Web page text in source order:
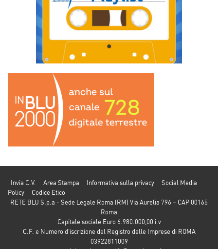
Invia C.V. Area Stampa Informativa sulla privacy
Social Media
Policy
Codice Etico
RETE BLU S.p.a - Sede Legale Roma (RM) Via Aurelia 796 – CAP 00165
Roma
Capitale sociale Euro 6.980.000,00 i.v
C.F. e Numero d’iscrizione del Registro delle Imprese di ROMA
03922811009